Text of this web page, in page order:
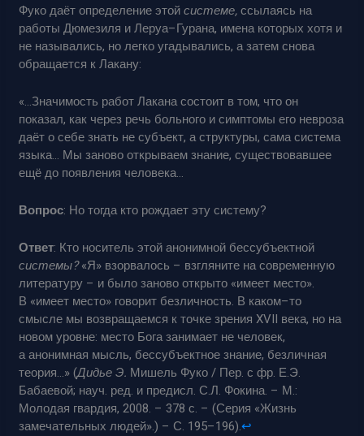
Фуко даёт определение этойсистеме,ссылаясь на
работы Дюмезиля и Леруа–Гурана, имена которых хотя и
не назывались, но легко угадывались, а затем снова
обращается к Лакану:
«…Значимость работ Лакана состоит в том, что он
показал, как через речь больного и симптомы его невроза
даёт о себе знать не субъект, а структуры, сама система
языка… Мы заново открываем знание, существовавшее
ещё до появления человека…
Вопрос: Но тогда кто рождает эту систему?
Ответ: Кто носитель этой анонимной бессубъектной
системы?«Я» взорвалось – взгляните на современную
литературу – и было заново открыто «имеет место».
В «имеет место» говорит безличность. В каком–то
смысле мы возвращаемся к точке зрения XVII века, но на
новом уровне: место Бога занимает не человек,
а анонимная мысль, бессубъектное знание, безличная
теория…» (Дидье Э. Мишель Фуко / Пер. с фр. Е.Э.
Бабаевой; науч. ред. и предисл. С.Л. Фокина. – М.:
Молодая гвардия, 2008. – 378 с. – (Серия «Жизнь
замечательных людей».) – С. 195–196).↩︎